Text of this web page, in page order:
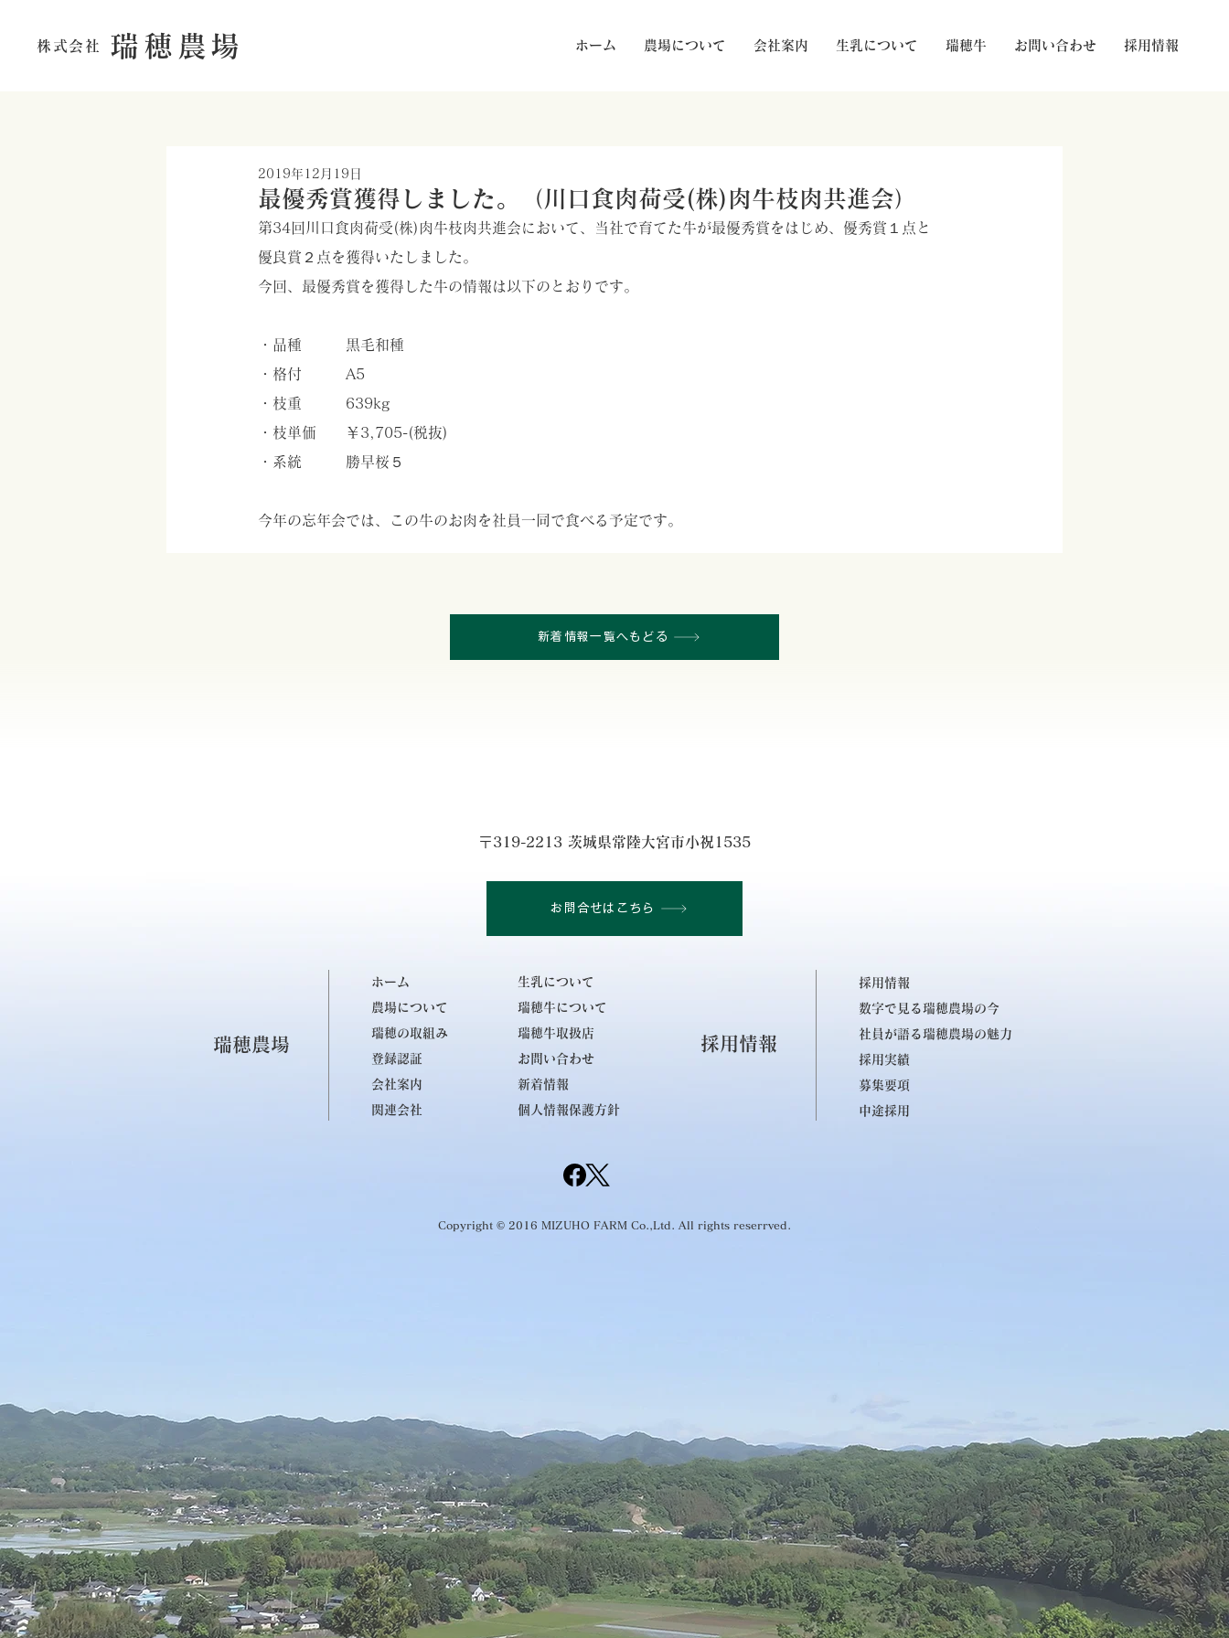
株式会社 瑞穂農場 ホーム 農場について 会社案内 生乳について 瑞穂牛 お問い合わせ 採用情報
最優秀賞獲得しました。（川口食肉荷受(株)肉牛枝肉共進会）
2019年12月19日
第34回川口食肉荷受(株)肉牛枝肉共進会において、当社で育てた牛が最優秀賞をはじめ、優秀賞１点と
優良賞２点を獲得いたしました。
今回、最優秀賞を獲得した牛の情報は以下のとおりです。
・品種　　　黒毛和種
・格付　　　A5
・枝重　　　639kg
・枝単価　　￥3,705-(税抜)
・系統　　　勝早桜５
今年の忘年会では、この牛のお肉を社員一同で食べる予定です。
新着情報一覧へもどる
Copyright © 2016 MIZUHO FARM Co.,Ltd. All rights reserrved.
〒319-2213 茨城県常陸大宮市小祝1535
お問合せはこちら
瑞穂農場
ホーム
農場について
瑞穂の取組み
登録認証
会社案内
関連会社
生乳について
瑞穂牛について
瑞穂牛取扱店
お問い合わせ
新着情報
個人情報保護方針
採用情報
採用情報
数字で見る瑞穂農場の今
社員が語る瑞穂農場の魅力
採用実績
募集要項
中途採用